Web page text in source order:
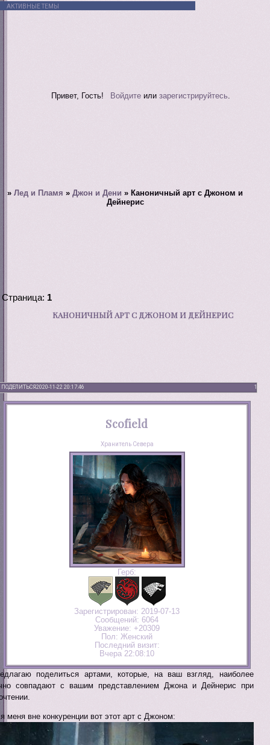
АКТИВНЫЕ ТЕМЫ
Привет, Гость! Войдитеили зарегистрируйтесь.
»Лед и Пламя »Джон и Дени » Каноничный арт с Джоном и
Дейнерис
КАНОНИЧНЫЙ АРТ С ДЖОНОМ И ДЕЙНЕРИС
Страница: 1
ПОДЕЛИТЬСЯ 1
2020-11-22 20:17:46
Scofield
Хранитель Севера
Герб:
Зарегистрирован: 2019-07-13
Сообщений: 6064
Уважение: +20309
Пол: Женский
Последний визит:
Вчера 22:08:10
поделиться артами, которые, на ваш взгляд, наиболее
совпадают с вашим представлением Джона и Дейнерис при
меня вне конкуренции вот этот арт с Джоном: